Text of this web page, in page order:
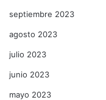
septiembre 2023
agosto 2023
julio 2023
junio 2023
mayo 2023